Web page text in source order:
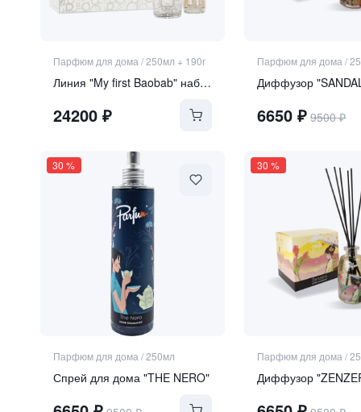
Парфюм для дома /250мл + 190г
Линия "My first Baobab" набор "Platinum"
24200₽
Парфюм для дома /
Диффузор
6650 ₽ 9500₽
30 %
Парфюм для дома /250мл
Спрей для дома "THE NERO"
30 %
Парфюм для дома /
Диффузор